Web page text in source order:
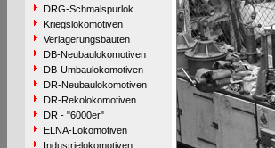
DRG-Schmalspurlok.
Kriegslokomotiven
Verlagerungsbauten
DB-Neubaulokomotiven
DB-Umbaulokomotiven
DR-Neubaulokomotiven
DR-Rekolokomotiven
DR - "6000er"
ELNA-Lokomotiven
Industrielokomotiven